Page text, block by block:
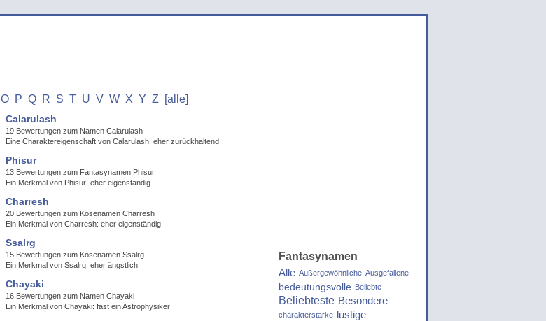
O P Q R S T U V W X Y Z [alle]
Calarulash
19 Bewertungen zum Namen Calarulash
Eine Charaktereigenschaft von Calarulash: eher zurückhaltend
Phisur
13 Bewertungen zum Fantasynamen Phisur
Ein Merkmal von Phisur: eher eigenständig
Charresh
20 Bewertungen zum Kosenamen Charresh
Ein Merkmal von Charresh: eher eigenständig
Ssalrg
15 Bewertungen zum Kosenamen Ssalrg
Ein Merkmal von Ssalrg: eher ängstlich
Chayaki
16 Bewertungen zum Namen Chayaki
Ein Merkmal von Chayaki: fast ein Astrophysiker
Fantasynamen
Alle Außergewöhnliche Ausgefallene
bedeutungsvolle Beliebte
Beliebteste Besondere
charakterstarke lustige